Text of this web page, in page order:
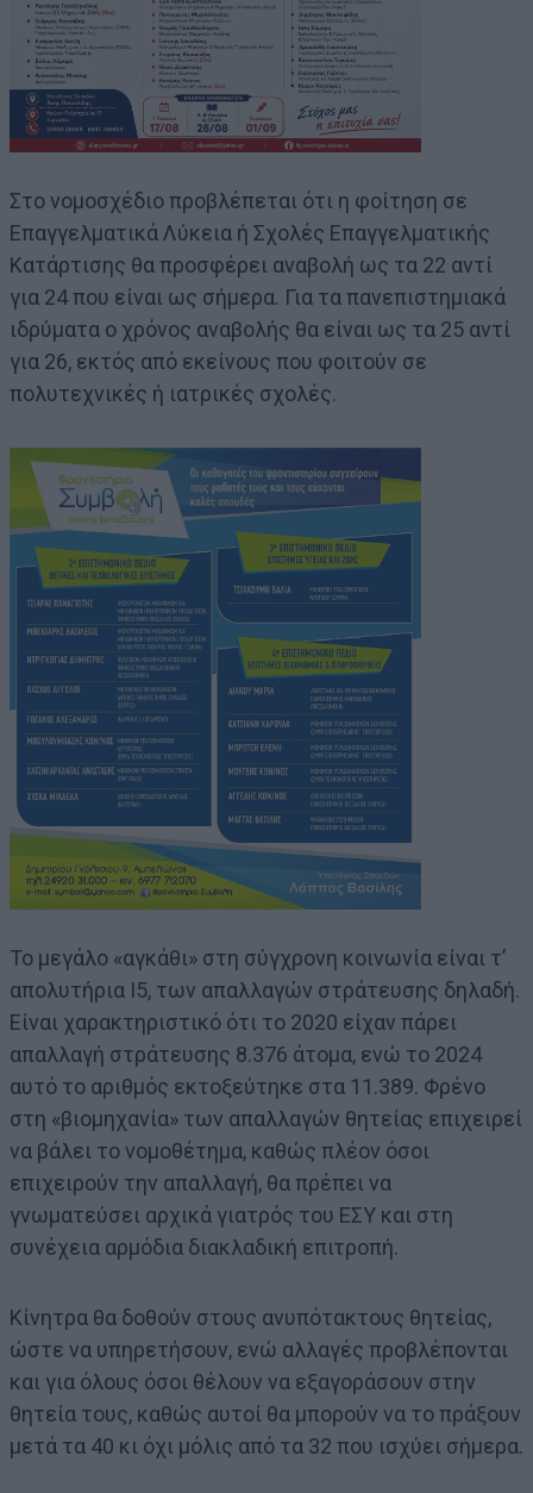
Στο νομοσχέδιο προβλέπεται ότι η φοίτηση σε
Επαγγελματικά Λύκεια ή Σχολές Επαγγελματικής
Κατάρτισης θα προσφέρει αναβολή ως τα 22 αντί
για 24 που είναι ως σήμερα. Για τα πανεπιστημιακά
ιδρύματα ο χρόνος αναβολής θα είναι ως τα 25 αντί
για 26, εκτός από εκείνους που φοιτούν σε
πολυτεχνικές ή ιατρικές σχολές.
Το μεγάλο «αγκάθι» στη σύγχρονη κοινωνία είναι τ’
απολυτήρια Ι5, των απαλλαγών στράτευσης δηλαδή.
Είναι χαρακτηριστικό ότι το 2020 είχαν πάρει
απαλλαγή στράτευσης 8.376 άτομα, ενώ το 2024
αυτό το αριθμός εκτοξεύτηκε στα 11.389. Φρένο
στη «βιομηχανία» των απαλλαγών θητείας επιχειρεί
να βάλει το νομοθέτημα, καθώς πλέον όσοι
επιχειρούν την απαλλαγή, θα πρέπει να
γνωματεύσει αρχικά γιατρός του ΕΣΥ και στη
συνέχεια αρμόδια διακλαδική επιτροπή.
Κίνητρα θα δοθούν στους ανυπότακτους θητείας,
ώστε να υπηρετήσουν, ενώ αλλαγές προβλέπονται
και για όλους όσοι θέλουν να εξαγοράσουν στην
θητεία τους, καθώς αυτοί θα μπορούν να το πράξουν
μετά τα 40 κι όχι μόλις από τα 32 που ισχύει σήμερα.